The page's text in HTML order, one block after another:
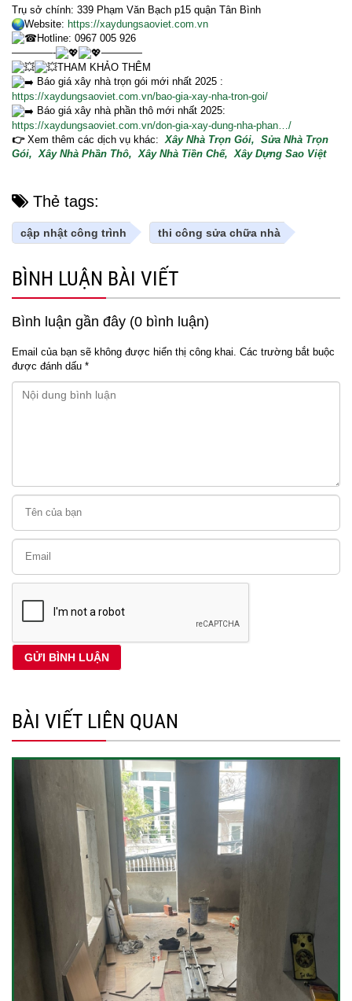
Trụ sở chính: 339 Phạm Văn Bạch p15 quận Tân Bình
Website: https://xaydungsaoviet.com.vn
Hotline: 0967 005 926
————-
————
THAM KHẢO THÊM
Báo giá xây nhà trọn gói mới nhất 2025 :
https://xaydungsaoviet.com.vn/bao-gia-xay-nha-tron-goi/
Báo giá xây nhà phần thô mới nhất 2025:
https://xaydungsaoviet.com.vn/don-gia-xay-dung-nha-phan…/
👉 Xem thêm các dịch vụ khác: Xây Nhà Trọn Gói, Sửa Nhà Trọn
Gói, Xây Nhà Phần Thô, Xây Nhà Tiền Chế, Xây Dựng Sao Việt
Thẻ tags:
cập nhật công trình thi công sửa chữa nhà
BÌNH LUẬN BÀI VIẾT
Bình luận gần đây (0 bình luận)
Email của bạn sẽ không được hiển thị công khai. Các trường bắt buộc
được đánh dấu *
BÀI VIẾT LIÊN QUAN